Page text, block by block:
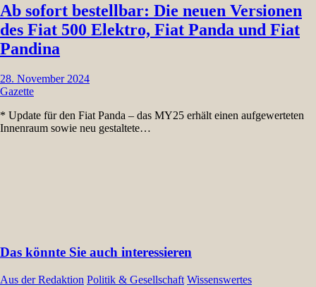
Ab sofort bestellbar: Die neuen Versionen
des Fiat 500 Elektro, Fiat Panda und Fiat
Pandina
28. November 2024
Gazette
* Update für den Fiat Panda – das MY25 erhält einen aufgewerteten
Innenraum sowie neu gestaltete…
Das könnte Sie auch interessieren
Aus der Redaktion Politik & Gesellschaft Wissenswertes